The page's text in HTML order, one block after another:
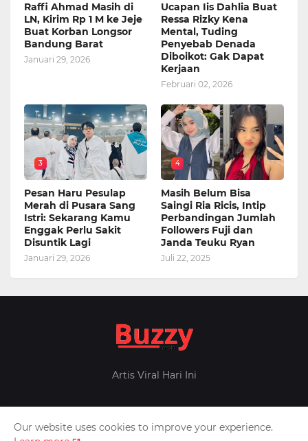
Raffi Ahmad Masih di
LN, Kirim Rp 1 M ke Jeje
Buat Korban Longsor
Bandung Barat
Januari 29, 2026
Ucapan Iis Dahlia Buat
Ressa Rizky Kena
Mental, Tuding
Penyebab Denada
Diboikot: Gak Dapat
Kerjaan
Februari 02, 2026
3
Pesan Haru Pesulap
Merah di Pusara Sang
Istri: Sekarang Kamu
Enggak Perlu Sakit
Disuntik Lagi
Januari 29, 2026
4
Masih Belum Bisa
Saingi Ria Ricis, Intip
Perbandingan Jumlah
Followers Fuji dan
Janda Teuku Ryan
Juli 22, 2025
Artis Viral Hari Ini
Home About Us Privacy Policy Contact Us
Our website uses cookies to improve your experience.